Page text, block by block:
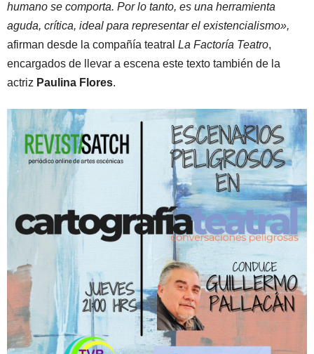
humano se comporta. Por lo tanto, es una herramienta
aguda, crítica, ideal para representar el existencialismo»,
afirman desde la compañía teatral La Factoría Teatro,
encargados de llevar a escena este texto también de la
actriz Paulina Flores.